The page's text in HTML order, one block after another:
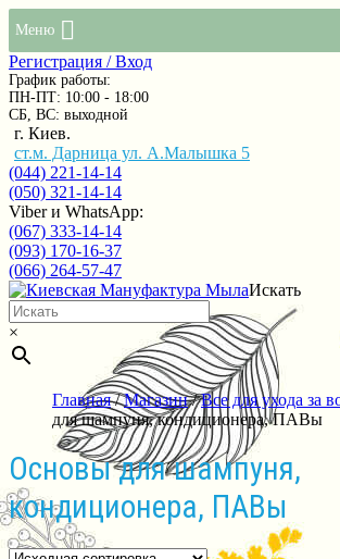
Меню
Регистрация / Вход
График работы:
ПН-ПТ: 10:00 - 18:00
СБ, ВС: выходной
г. Киев.
ст.м. Дарница ул. А.Малышка 5
(044) 221-14-14
(050) 321-14-14
Viber и WhatsApp:
(067) 333-14-14
(093) 170-16-37
(066) 264-57-47
Искать
×
Главная/Магазин/Все для ухода за
для шампуня, кондиционера, ПАВы
Основы для шампуня,
кондиционера, ПАВы